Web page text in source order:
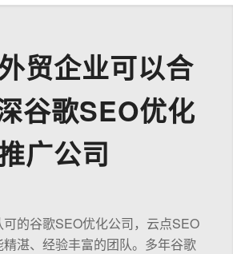
贸企业可以合
谷歌SEO优化
广公司
的谷歌SEO优化公司，云点SEO
湛、经验丰富的团队。多年谷歌